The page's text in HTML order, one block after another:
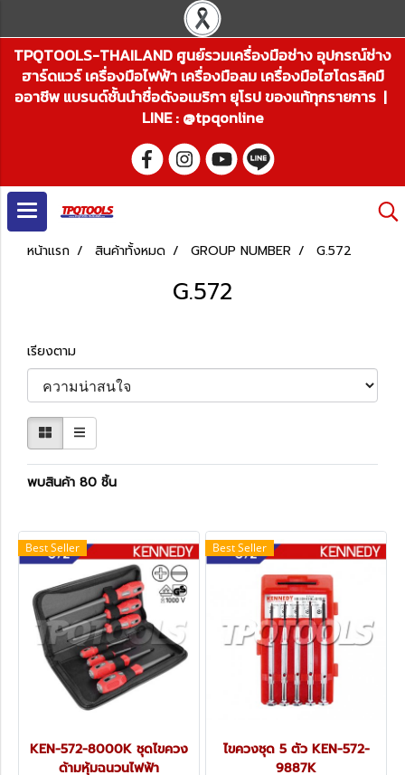
TPQTOOLS-THAILAND ศูนย์รวมเครื่องมือช่าง อุปกรณ์ช่าง
ฮาร์ดแวร์ เครื่องมือไฟฟ้า เครื่องมือลม เครื่องมือไฮโดรลิคมื
ออาชีพ แบรนด์ชั้นนำชื่อดังอเมริกา ยุโรป ของแท้ทุกรายการ |
LINE : @tpqonline
หน้าแรก สินค้าทั้งหมด GROUP NUMBER G.572
G.572
เรียงตาม
พบสินค้า 80 ชิ้น
Best Seller
KEN-572-8000K ชุดไขควง
ด้ามหุ้มฉนวนไฟฟ้า
Best Seller
ไขควงชุด 5 ตัว KEN-572-
9887K